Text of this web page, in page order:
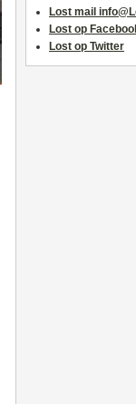
Lost mail
Lost op
Lost op Twitter